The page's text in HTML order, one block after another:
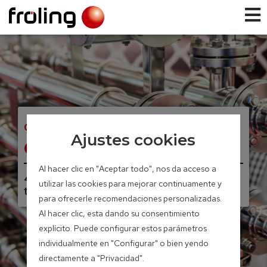
GASIFICADOR DE LECHO FIJO
CHP
46 – 56 kW eléctrico 95 – 115 kW
térmico
Ajustes cookies
Al hacer clic en "Aceptar todo", nos da acceso a
utilizar las cookies para mejorar continuamente y
para ofrecerle recomendaciones personalizadas.
Al hacer clic, esta dando su consentimiento
explícito. Puede configurar estos parámetros
individualmente en "Configurar" o bien yendo
directamente a "Privacidad".